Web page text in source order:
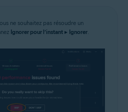
ne souhaitez pas résoudre un
Ignorer pour l’instant ▸ Ignorer.